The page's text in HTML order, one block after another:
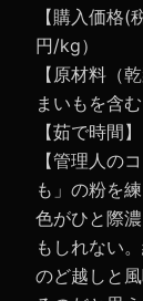
【購入価格
円/kg）
【原材料（
まいもを含
【茹で時間
【管理人の
も」の粉を
色がひと際
もしれない
のど越しと